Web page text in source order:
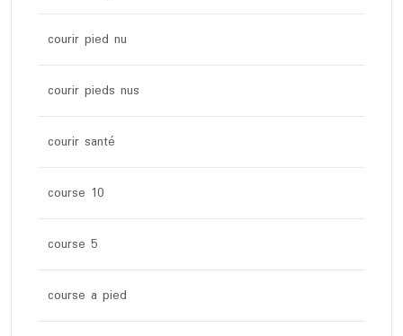
courir pied nu
courir pieds nus
courir santé
course 10
course 5
course a pied